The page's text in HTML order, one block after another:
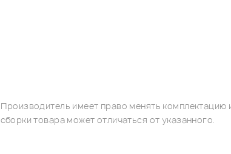
Производитель имеет право менять
сборки товара может отличаться от указанного.